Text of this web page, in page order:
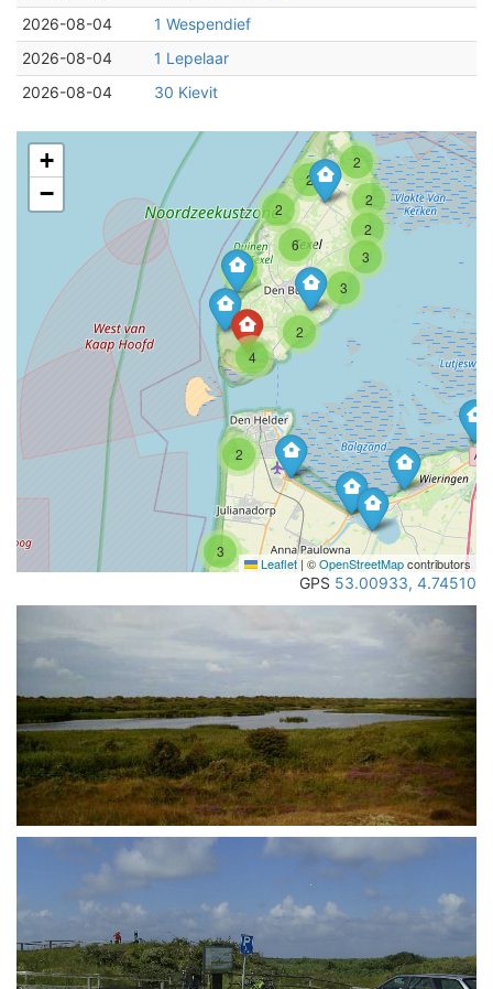
2026-08-04
1 Wespendief
2026-08-04
1 Lepelaar
2026-08-04
30 Kievit
2
4
3
2
2
2
3
2
6
2
3
2
3
+
−
Leaflet|©OpenStreetMapcontributors
GPS 53.00933, 4.74510